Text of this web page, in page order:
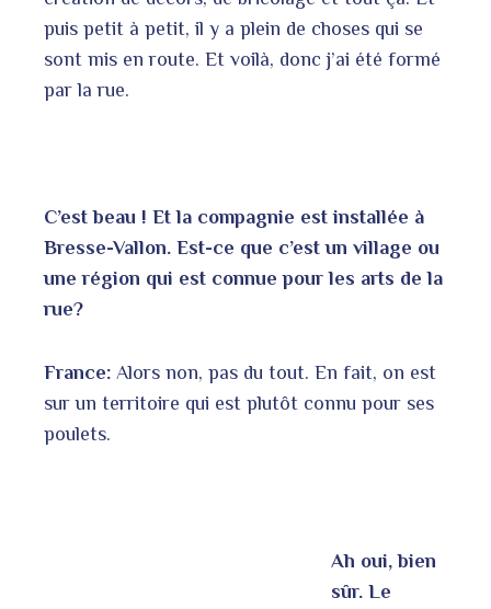
puis petit à petit, il y a plein de choses qui se
sont mis en route. Et voilà, donc j’ai été formé
par la rue.
C’est beau ! Et la compagnie est installée à
Bresse-Vallon. Est-ce que c’est un village ou
une région qui est connue pour les arts de la
rue?
France: Alors non, pas du tout. En fait, on est
sur un territoire qui est plutôt connu pour ses
poulets.
Ah oui, bien
sûr. Le